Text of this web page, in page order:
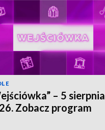
– 5 sierpnia
Zobacz program